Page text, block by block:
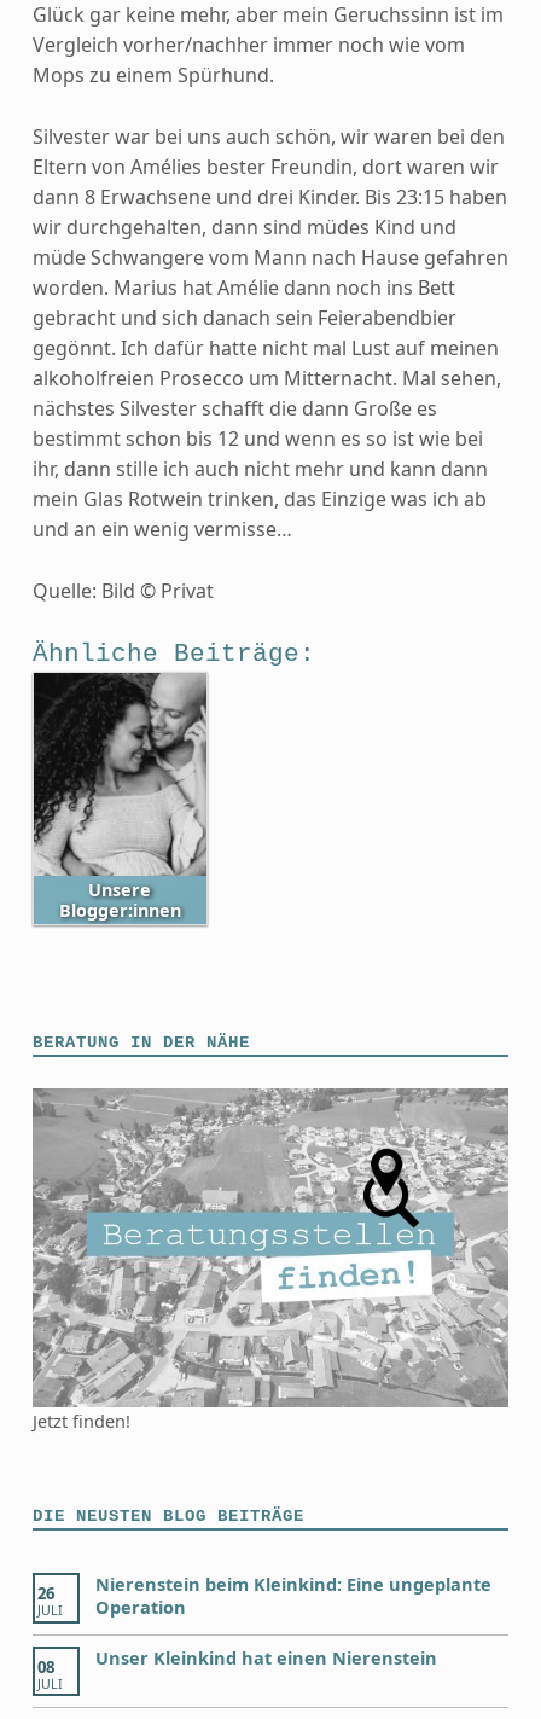
Glück gar keine mehr, aber mein Geruchssinn ist im
Vergleich vorher/nachher immer noch wie vom
Mops zu einem Spürhund.
Silvester war bei uns auch schön, wir waren bei den
Eltern von Amélies bester Freundin, dort waren wir
dann 8 Erwachsene und drei Kinder. Bis 23:15 haben
wir durchgehalten, dann sind müdes Kind und
müde Schwangere vom Mann nach Hause gefahren
worden. Marius hat Amélie dann noch ins Bett
gebracht und sich danach sein Feierabendbier
gegönnt. Ich dafür hatte nicht mal Lust auf meinen
alkoholfreien Prosecco um Mitternacht. Mal sehen,
nächstes Silvester schafft die dann Große es
bestimmt schon bis 12 und wenn es so ist wie bei
ihr, dann stille ich auch nicht mehr und kann dann
mein Glas Rotwein trinken, das Einzige was ich ab
und an ein wenig vermisse…
Quelle: Bild © Privat
Ähnliche Beiträge:
Unsere
Blogger:innen
BERATUNG IN DER NÄHE
Jetzt finden!
DIE NEUSTEN BLOG BEITRÄGE
26
JULI
Nierenstein beim Kleinkind: Eine ungeplante
Operation
08
JULI
Unser Kleinkind hat einen Nierenstein